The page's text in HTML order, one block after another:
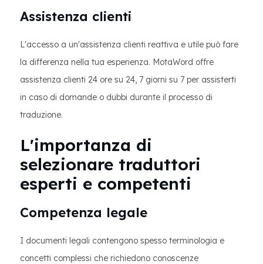
Assistenza clienti
L'accesso a un'assistenza clienti reattiva e utile può fare
la differenza nella tua esperienza. MotaWord offre
assistenza clienti 24 ore su 24, 7 giorni su 7 per assisterti
in caso di domande o dubbi durante il processo di
traduzione.
L'importanza di
selezionare traduttori
esperti e competenti
Competenza legale
I documenti legali contengono spesso terminologia e
concetti complessi che richiedono conoscenze